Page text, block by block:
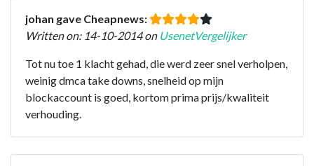
johan gave Cheapnews:
Written on: 14-10-2014 on UsenetVergelijker
Tot nu toe 1 klacht gehad, die werd zeer snel verholpen,
weinig dmca take downs, snelheid op mijn
blockaccount is goed, kortom prima prijs/kwaliteit
verhouding.